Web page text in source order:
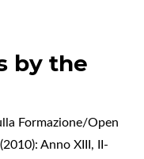
by the
Formazione/Open
Anno XIII, II-